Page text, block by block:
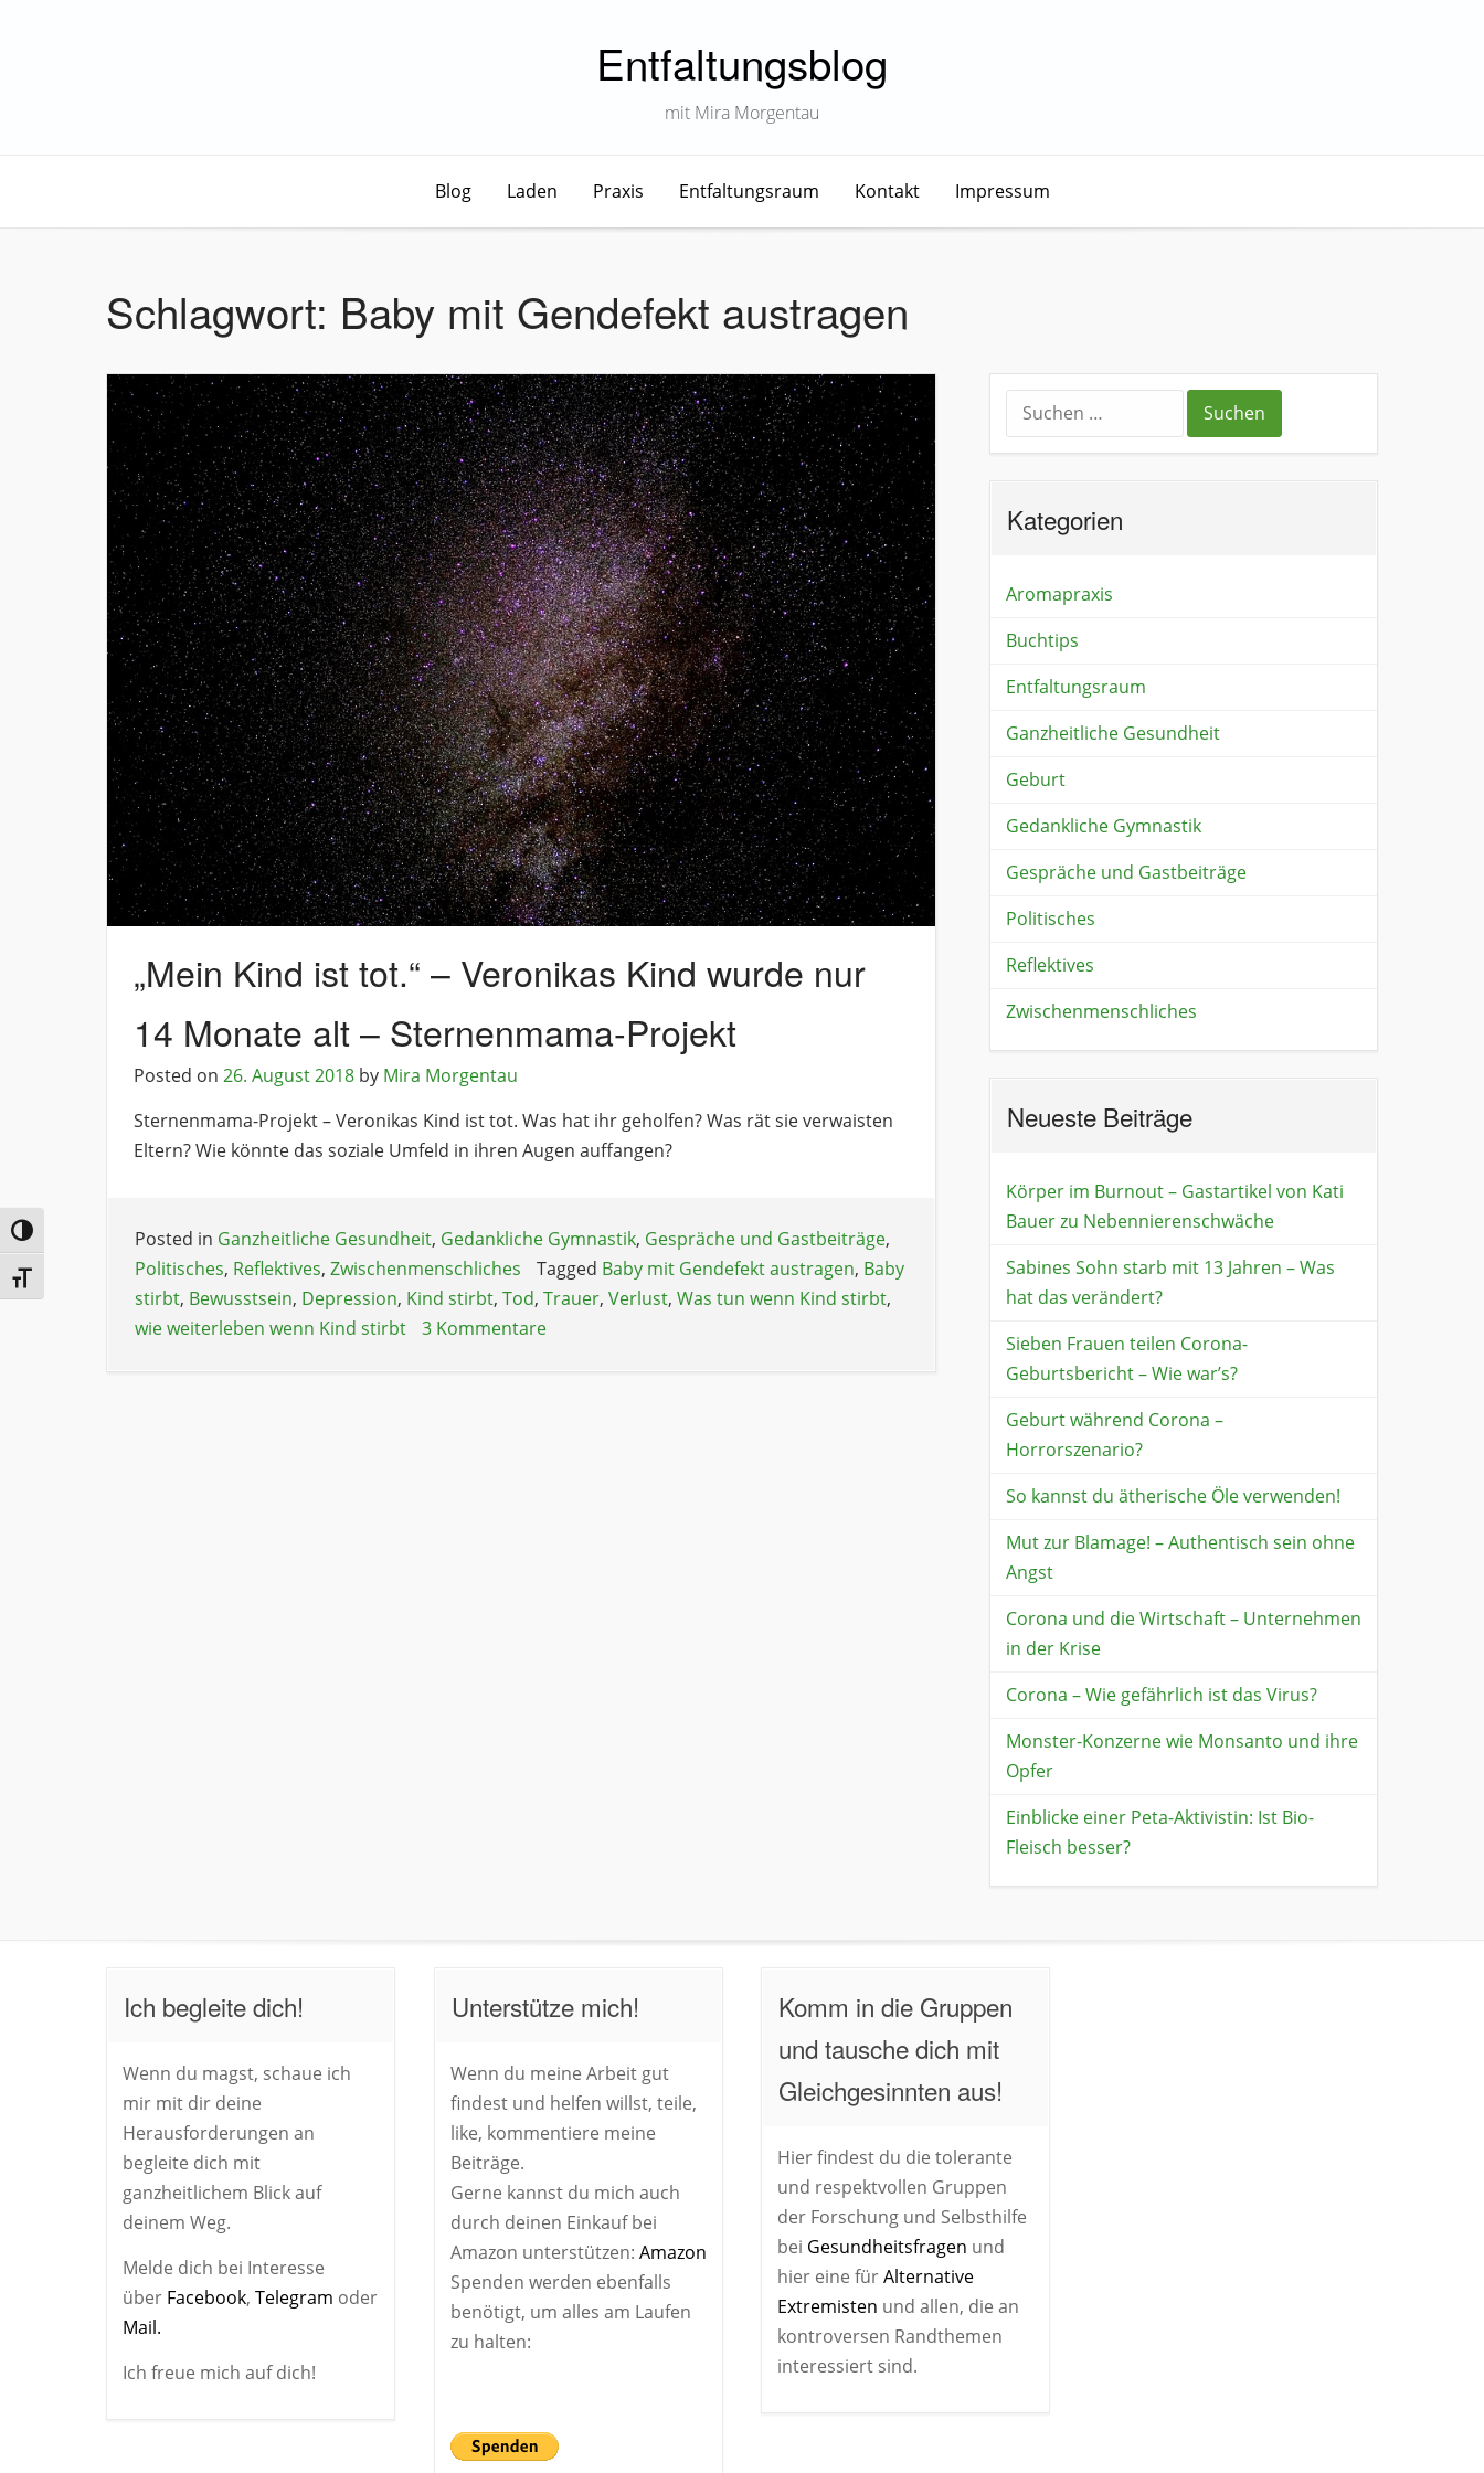
Umschalten auf hohe Kontraste
Schrift vergrößern
Entfaltungsblog
mit Mira Morgentau
Blog Laden Praxis Entfaltungsraum Kontakt Impressum
Schlagwort: Baby mit Gendefekt austragen
„Mein Kind ist tot.“ – Veronikas Kind wurde nur
14 Monate alt – Sternenmama-Projekt
Posted on 26. August 2018 by Mira Morgentau
Sternenmama-Projekt – Veronikas Kind ist tot. Was hat ihr geholfen? Was rät sie verwaisten
Eltern? Wie könnte das soziale Umfeld in ihren Augen auffangen?
Posted in Ganzheitliche Gesundheit, Gedankliche Gymnastik, Gespräche und Gastbeiträge,
Politisches, Reflektives, Zwischenmenschliches Tagged Baby mit Gendefekt austragen, Baby
stirbt, Bewusstsein, Depression, Kind stirbt, Tod, Trauer, Verlust, Was tun wenn Kind stirbt,
wie weiterleben wenn Kind stirbt
3 Kommentare
Kategorien
Aromapraxis
Buchtips
Entfaltungsraum
Ganzheitliche Gesundheit
Geburt
Gedankliche Gymnastik
Gespräche und Gastbeiträge
Politisches
Reflektives
Zwischenmenschliches
Neueste Beiträge
Körper im Burnout – Gastartikel von Kati
Bauer zu Nebennierenschwäche
Sabines Sohn starb mit 13 Jahren – Was
hat das verändert?
Sieben Frauen teilen Corona-
Geburtsbericht – Wie war’s?
Geburt während Corona –
Horrorszenario?
So kannst du ätherische Öle verwenden!
Mut zur Blamage! – Authentisch sein ohne
Angst
Corona und die Wirtschaft – Unternehmen
in der Krise
Corona – Wie gefährlich ist das Virus?
Monster-Konzerne wie Monsanto und ihre
Opfer
Einblicke einer Peta-Aktivistin: Ist Bio-
Fleisch besser?
Ich begleite dich!
Wenn du magst, schaue ich
mir mit dir deine
Herausforderungen an
begleite dich mit
ganzheitlichem Blick auf
deinem Weg.
Melde dich bei Interesse
über Facebook, Telegram oder
Mail.
Ich freue mich auf dich!
Unterstütze mich!
Wenn du meine Arbeit gut
findest und helfen willst, teile,
like, kommentiere meine
Beiträge.
Gerne kannst du mich auch
durch deinen Einkauf bei
Amazon unterstützen: Amazon
Spenden werden ebenfalls
benötigt, um alles am Laufen
zu halten:
Komm in die Gruppen
und tausche dich mit
Gleichgesinnten aus!
Hier findest du die tolerante
und respektvollen Gruppen
der Forschung und Selbsthilfe
bei Gesundheitsfragen und
hier eine fürAlternative
Extremisten und allen, die an
kontroversen Randthemen
interessiert sind.